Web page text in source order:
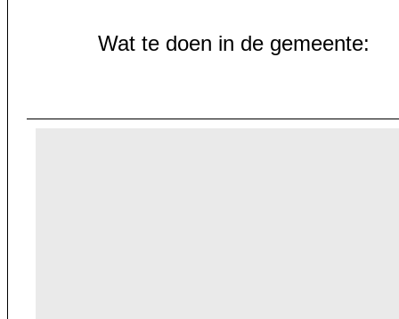
Wat te doen in de gemeente: